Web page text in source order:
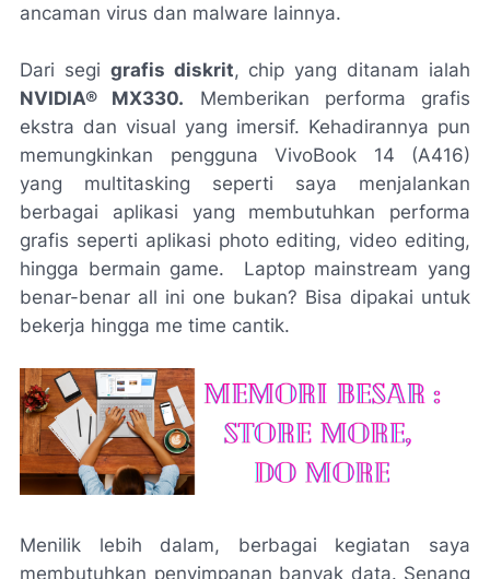
ancaman virus dan malware lainnya.
Dari segi grafis diskrit, chipyang ditanam ialah
NVIDIA® MX330. Memberikan performa grafis
ekstra dan visual yang imersif. Kehadirannya pun
memungkinkan pengguna VivoBook 14 (A416)
yang multitasking seperti saya menjalankan
berbagai aplikasi yang membutuhkan performa
grafis seperti aplikasi photo editing, video editing,
hingga bermain game. Laptop mainstreamyang
benar-benar all ini one bukan? Bisa dipakai untuk
bekerja hingga me time cantik.
Menilik lebih dalam, berbagai kegiatan saya
membutuhkan penyimpanan banyak data. Senang